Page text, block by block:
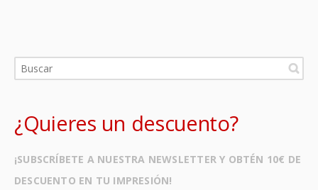
¿Quieres un descuento?
¡SUBSCRÍBETE A NUESTRA NEWSLETTER Y OBTÉN 10€ DE
DESCUENTO EN TU IMPRESIÓN!